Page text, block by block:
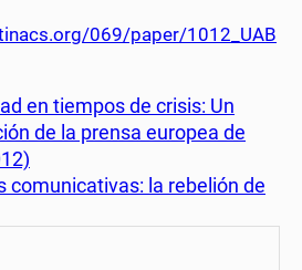
069/paper/1012_UAB
en tiempos de crisis: Un
de la prensa europea de
comunicativas: la rebelión de